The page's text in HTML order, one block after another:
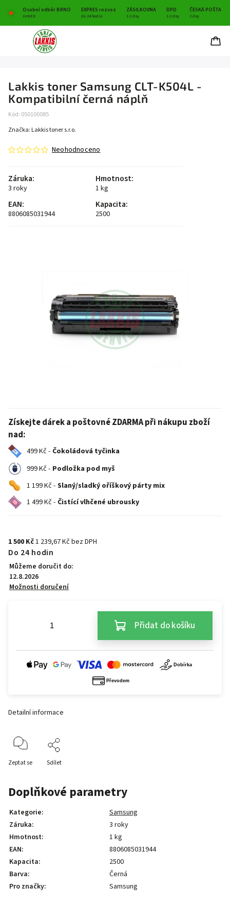
Osobní odběr BRNO EXPRES rozvoz ZÁSILKOVNA DPD ČESKÁ POŠTA
IHNED do 24 hodin 1-2 dny 1-2 dny 2 dny
Lakkis toner Samsung CLT-K504L -
Kompatibilní černá náplň
Kód: 050100085
Neohodnoceno
Záruka:
3 roky
Hmotnost:
1 kg
EAN:
8806085031944
Kapacita:
2500
Značka: Lakkis toner s.r.o.
Získejte dárek a poštovné ZDARMA při nákupu zboží
nad:
499 Kč - Čokoládová tyčinka
999 Kč - Podložka pod myš
1 199 Kč - Slaný/sladký oříškový párty mix
1 499 Kč - Čistící vlhčené ubrousky
1 500 Kč1 239,67 Kč bez DPH
Do 24 hodin
Můžeme doručit do:
12.8.2026
Možnosti doručení
Přidat do košíku
Detailní informace
Zeptat se Sdílet
Doplňkové parametry
Kategorie:
Samsung
Záruka:
3 roky
Hmotnost:
1 kg
EAN:
8806085031944
Kapacita:
2500
Barva:
Černá
Pro značky: Samsung